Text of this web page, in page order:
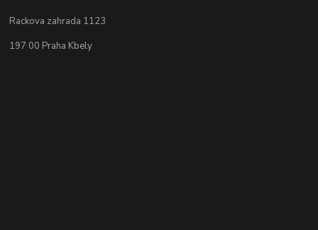
Rackova zahrada 1123
197 00 Praha Kbely